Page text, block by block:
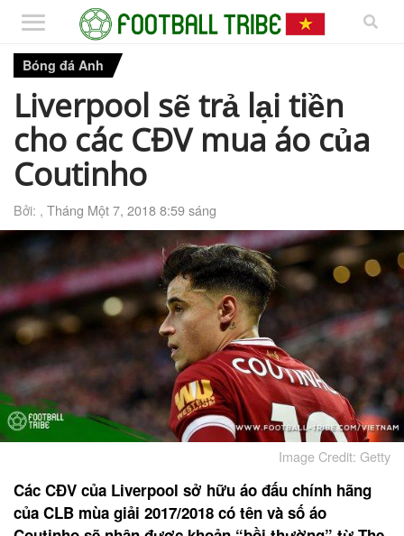
Bóng đá Anh
Liverpool sẽ trả lại tiền
cho các CĐV mua áo của
Coutinho
Bởi: , Tháng Một 7, 2018 8:59 sáng
Image Credit: Getty
Các CĐV của Liverpool sở hữu áo đấu chính hãng
của CLB mùa giải 2017/2018 có tên và số áo